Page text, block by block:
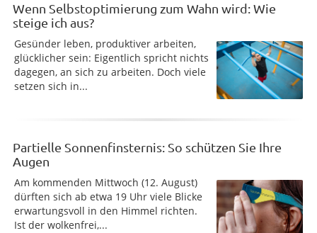
Wenn Selbstoptimierung zum Wahn wird: Wie
steige ich aus?
Gesünder leben, produktiver arbeiten,
glücklicher sein: Eigentlich spricht nichts
dagegen, an sich zu arbeiten. Doch viele
setzen sich in...
Partielle Sonnenfinsternis: So schützen Sie Ihre
Augen
Am kommenden Mittwoch (12. August)
dürften sich ab etwa 19 Uhr viele Blicke
erwartungsvoll in den Himmel richten.
Ist der wolkenfrei,...